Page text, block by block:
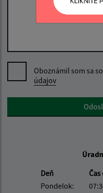
Oboznámil som sa so
údajov
Google reCaptcha Response
Deň
Pondelok: